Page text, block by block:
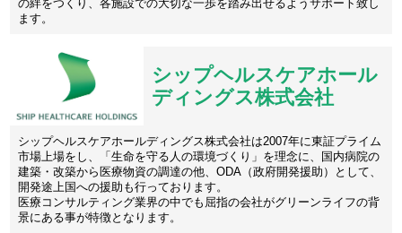
の絆をつくり、各施設での大切な一歩を踏み出せるようサポート致し
ます。
シップヘルスケアホール
ディングス株式会社
シップヘルスケアホールディングス株式会社は2007年に東証プライム
市場上場をし、「生命を守る人の環境づくり」を理念に、国内病院の
建築・改築から医療物資の調達の他、ODA（政府開発援助）として、
開発途上国への援助も行っております。
医療コンサルティング業界の中でも屈指の会社がグリーンライフの背
景にある事が特徴となります。